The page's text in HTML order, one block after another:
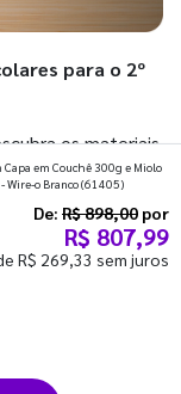
para o 2º
os materiais
segundo
em Couchê 300g e Miolo
Wire-o Branco(61405)
De: R$ 898,00 por
R$ 807,99
R$ 269,33 sem juros